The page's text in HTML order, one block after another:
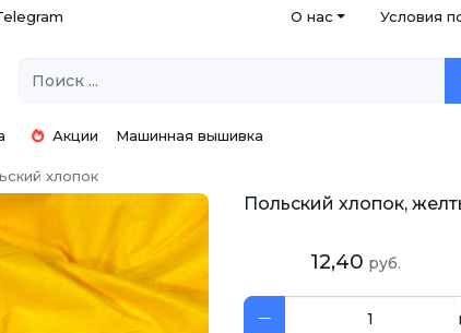
О нас Условия
Акции Машинная вышивка
хлопок
Польский хлопок,
12,40 руб.